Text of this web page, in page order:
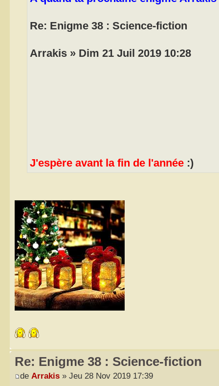
Re: Enigme 38 : Science-fiction
Arrakis » Dim 21 Juil 2019 10:28
J'espère avant la fin de l'année :)
Re: Enigme 38 : Science-fiction
de Arrakis » Jeu 28 Nov 2019 17:39